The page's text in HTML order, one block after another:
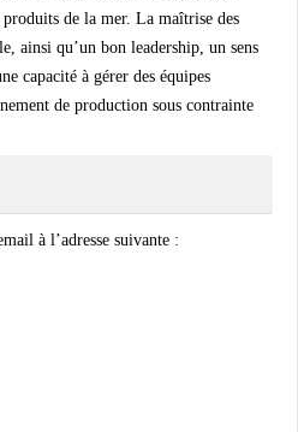
de la mer. La maîtrise des
ainsi qu’un bon leadership, un sens
capacité à gérer des équipes
de production sous contrainte
à l’adresse suivante :